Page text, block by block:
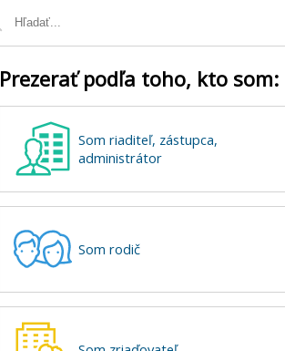
Prezerať podľa toho, kto som:
Som riaditeľ, zástupca,
administrátor
Som rodič